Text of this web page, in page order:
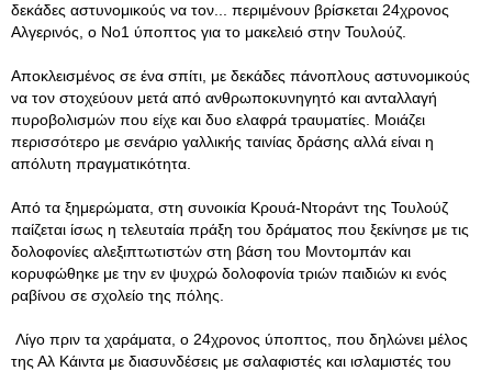
δεκάδες αστυνομικούς να τον... περιμένουν βρίσκεται 24χρονος
Αλγερινός, ο Νο1 ύποπτος για το μακελειό στην Τουλούζ.
Αποκλεισμένος σε ένα σπίτι, με δεκάδες πάνοπλους αστυνομικούς
να τον στοχεύουν μετά από ανθρωποκυνηγητό και ανταλλαγή
πυροβολισμών που είχε και δυο ελαφρά τραυματίες. Μοιάζει
περισσότερο με σενάριο γαλλικής ταινίας δράσης αλλά είναι η
απόλυτη πραγματικότητα.
Από τα ξημερώματα, στη συνοικία Κρουά-Ντοράντ της Τουλούζ
παίζεται ίσως η τελευταία πράξη του δράματος που ξεκίνησε με τις
δολοφονίες αλεξιπτωτιστών στη βάση του Μοντομπάν και
κορυφώθηκε με την εν ψυχρώ δολοφονία τριών παιδιών κι ενός
ραβίνου σε σχολείο της πόλης.
Λίγο πριν τα χαράματα, ο 24χρονος ύποπτος, που δηλώνει μέλος
της Αλ Κάιντα με διασυνδέσεις με σαλαφιστές και ισλαμιστές του